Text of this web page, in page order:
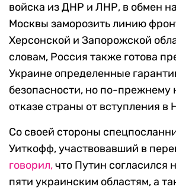
войска из ДНР и ЛНР, в обмен
Москвы заморозить линию
Херсонской и Запорожской
словам, Россия также готова
Украине определенные
безопасности, но по-прежнему
отказе страны от вступления в
Со своей стороны
Уиткофф, участвовавший в
говорил,что Путин согласился
пяти украинским областям, а